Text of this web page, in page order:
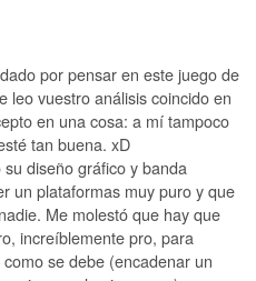
por pensar en este juego de
leo vuestro análisis coincido en
en una cosa: a mí tampoco
tan buena. xD
diseño gráfico y banda
un plataformas muy puro y que
Me molestó que hay que
increíblemente pro, para
se debe (encadenar un